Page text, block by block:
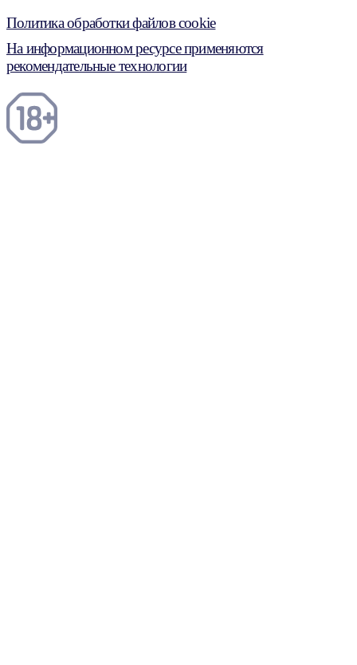
Политика обработки файлов cookie
На информационном ресурсе применяются
рекомендательные технологии